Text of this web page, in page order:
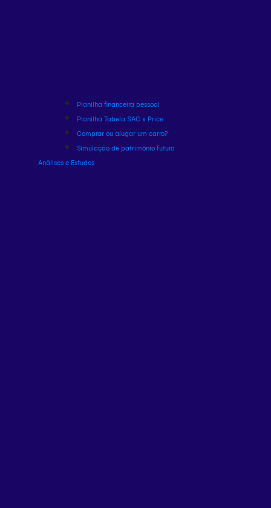
Planilha financeira pessoal
Planilha Tabela SAC x Price
Comprar ou alugar um carro?
Simulação de patrimônio futuro
Análises e Estudos